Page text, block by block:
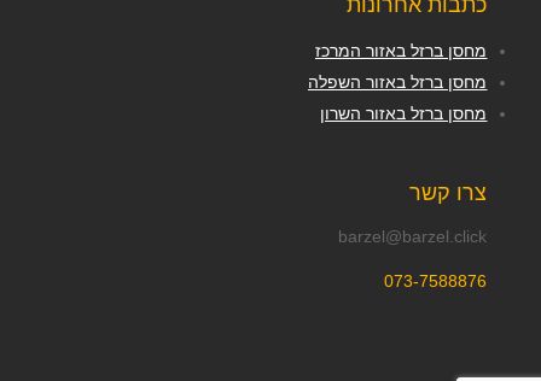
כתבות אחרונות
מחסן ברזל באזור המרכז
מחסן ברזל באזור השפלה
מחסן ברזל באזור השרון
צרו קשר
barzel@barzel.click
073-7588876